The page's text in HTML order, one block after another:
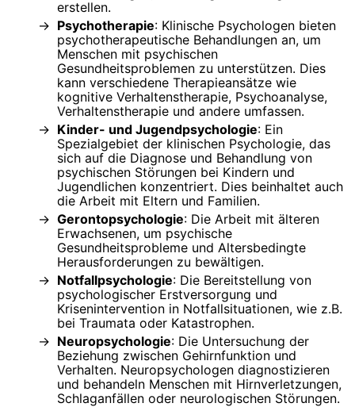
erstellen.
Psychotherapie: Klinische Psychologen bieten
psychotherapeutische Behandlungen an, um
Menschen mit psychischen
Gesundheitsproblemen zu unterstützen. Dies
kann verschiedene Therapieansätze wie
kognitive Verhaltenstherapie, Psychoanalyse,
Verhaltenstherapie und andere umfassen.
Kinder- und Jugendpsychologie: Ein
Spezialgebiet der klinischen Psychologie, das
sich auf die Diagnose und Behandlung von
psychischen Störungen bei Kindern und
Jugendlichen konzentriert. Dies beinhaltet auch
die Arbeit mit Eltern und Familien.
Gerontopsychologie: Die Arbeit mit älteren
Erwachsenen, um psychische
Gesundheitsprobleme und Altersbedingte
Herausforderungen zu bewältigen.
Notfallpsychologie: Die Bereitstellung von
psychologischer Erstversorgung und
Krisenintervention in Notfallsituationen, wie z.B.
bei Traumata oder Katastrophen.
Neuropsychologie: Die Untersuchung der
Beziehung zwischen Gehirnfunktion und
Verhalten. Neuropsychologen diagnostizieren
und behandeln Menschen mit Hirnverletzungen,
Schlaganfällen oder neurologischen Störungen.